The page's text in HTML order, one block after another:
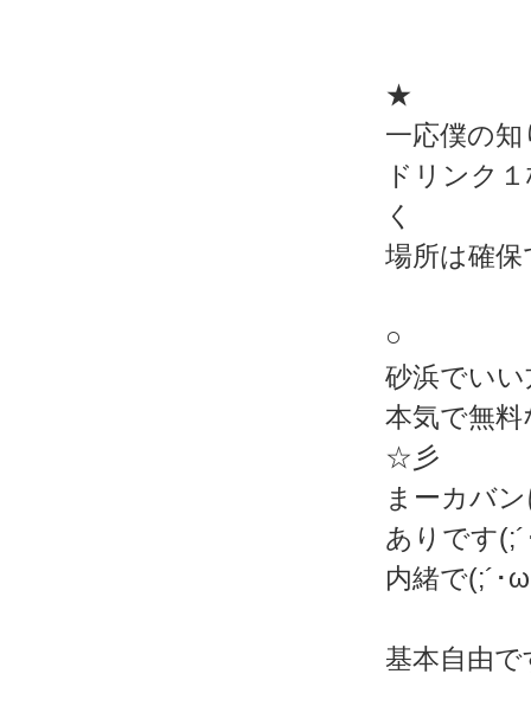
★
一応僕の
ドリンク
く
場所は確
○
砂浜でい
本気で無
☆彡
まーカバ
ありです
内緒で(;´･
基本自由